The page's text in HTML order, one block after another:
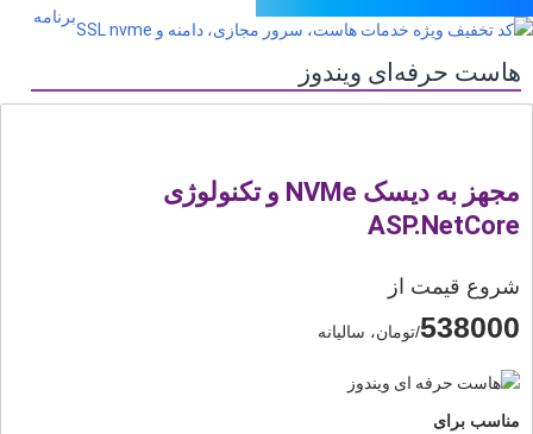
هاست حرفه‌ای ویندوز
مجهز به دیسک NVMe و تکنولوژی
ASP.NetCore
شروع قیمت از
538000/تومان، سالیانه
مناسب برای
برنامه